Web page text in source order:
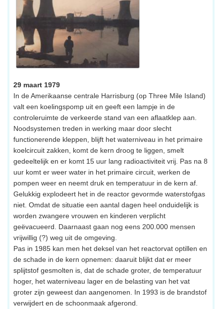
29 maart 1979
In de Amerikaanse centrale Harrisburg (op Three Mile Island)
valt een koelingspomp uit en geeft een lampje in de
controleruimte de verkeerde stand van een aflaatklep aan.
Noodsystemen treden in werking maar door slecht
functionerende kleppen, blijft het waterniveau in het primaire
koelcircuit zakken, komt de kern droog te liggen, smelt
gedeeltelijk en er komt 15 uur lang radioactiviteit vrij. Pas na 8
uur komt er weer water in het primaire circuit, werken de
pompen weer en neemt druk en temperatuur in de kern af.
Gelukkig explodeert het in de reactor gevormde waterstofgas
niet. Omdat de situatie een aantal dagen heel onduidelijk is
worden zwangere vrouwen en kinderen verplicht
geëvacueerd. Daarnaast gaan nog eens 200.000 mensen
vrijwillig (?) weg uit de omgeving.
Pas in 1985 kan men het deksel van het reactorvat optillen en
de schade in de kern opnemen: daaruit blijkt dat er meer
splijtstof gesmolten is, dat de schade groter, de temperatuur
hoger, het waterniveau lager en de belasting van het vat
groter zijn geweest dan aangenomen. In 1993 is de brandstof
verwijdert en de schoonmaak afgerond.